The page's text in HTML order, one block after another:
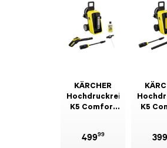
KÄRCHER
Hochdruckreiniger
K5 Comfort
49999
K5
399